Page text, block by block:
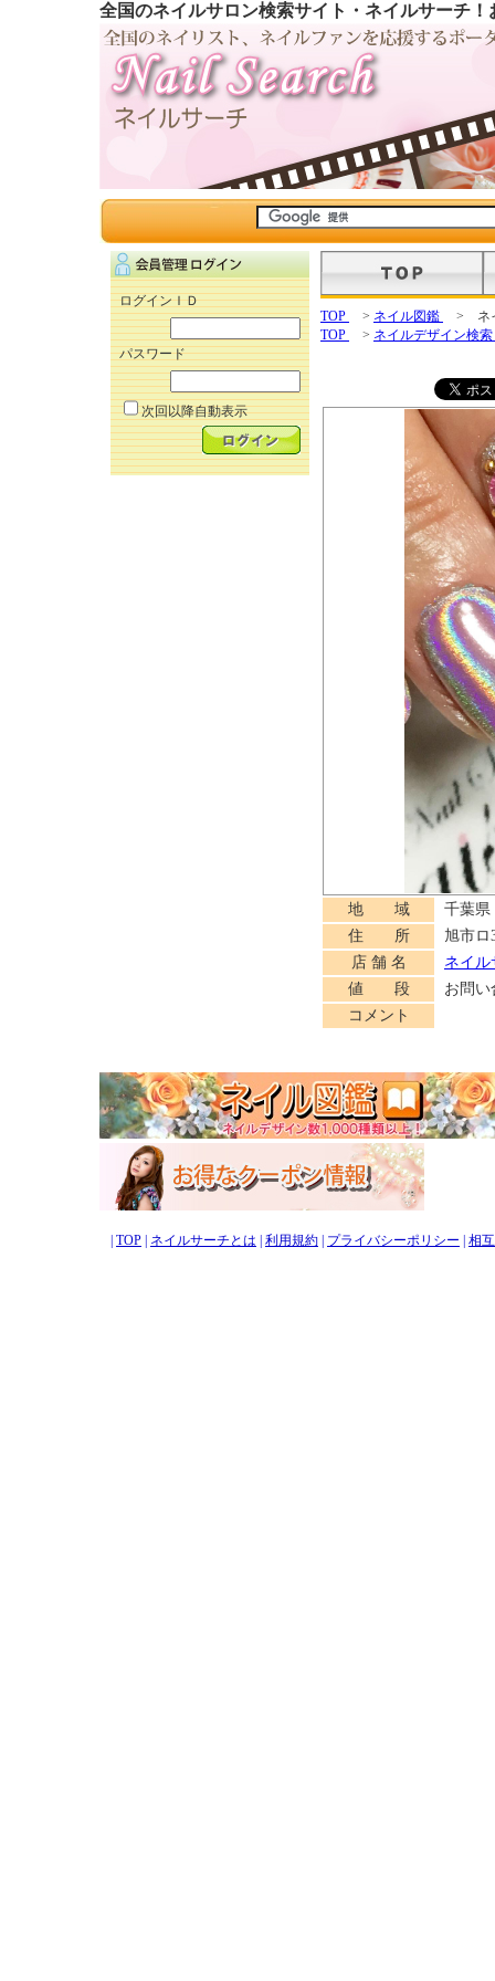
全国のネイルサロン検索サイト・ネイルサーチ
ログインＩＤ
パスワード
次回以降自動表示
TOP > ネイル図鑑
> ネ
TOP
> ネイルデザイン検索
地 域
千葉県
住 所
旭市ロ
店 舗 名
ネイ
値 段
お問い
コメント
TOP ネイルサーチとは 利用規約 プライバシーポリシー 相